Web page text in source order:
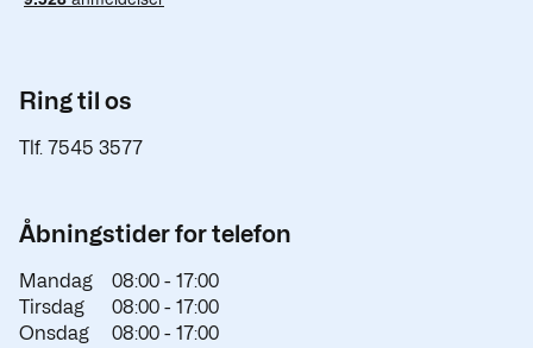
Ring til os
Tlf. 7545 3577
Åbningstider for telefon
Mandag 08:00 - 17:00
Tirsdag
08:00 - 17:00
Onsdag
08:00 - 17:00